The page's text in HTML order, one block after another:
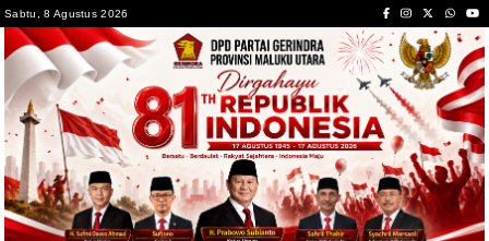
to
content
Sabtu, 8 Agustus 2026